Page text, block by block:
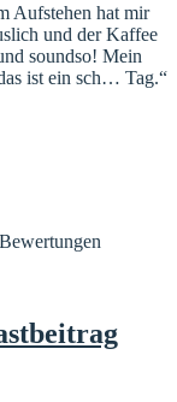
Aufstehen hat mir
und der Kaffee
soundso! Mein
ist ein sch… Tag.“